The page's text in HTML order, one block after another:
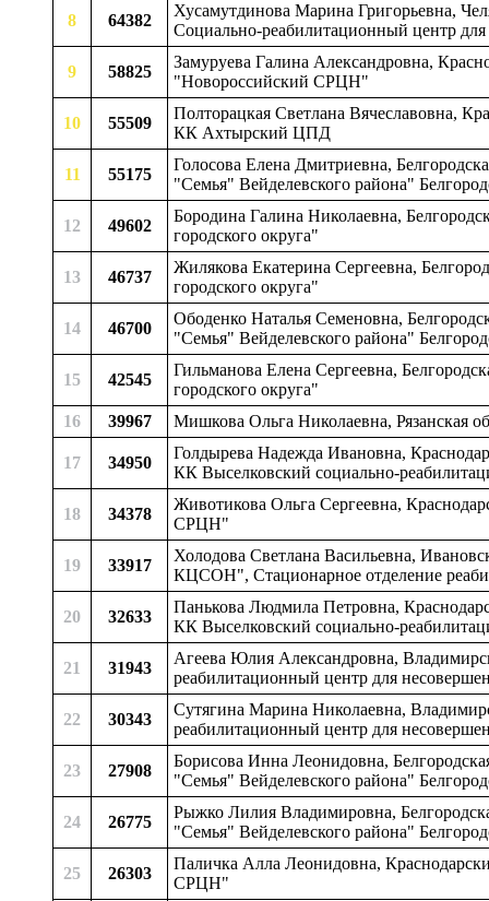
8 64382
Хусамутдинова Марина Григорьевна,
Социально-реабилитационный центр
9 58825
Замуруева Галина Александровна,
"Новороссийский СРЦН"
10 55509
Полторацкая Светлана Вячеславовна,
КК Ахтырский ЦПД
11 55175
Голосова Елена Дмитриевна,
"Семья" Вейделевского района"
12 49602
Бородина Галина Николаевна,
городского округа"
13 46737
Жилякова Екатерина Сергеевна,
городского округа"
14 46700
Ободенко Наталья Семеновна,
"Семья" Вейделевского района"
15 42545
Гильманова Елена Сергеевна,
городского округа"
16
39967 Мишкова Ольга Николаевна, Рязанская
17 34950
Голдырева Надежда Ивановна,
КК Выселковский социально-
18 34378
Животикова Ольга Сергеевна,
СРЦН"
19 33917
Холодова Светлана Васильевна,
КЦСОН", Стационарное отделение
20 32633
Панькова Людмила Петровна,
КК Выселковский социально-
21 31943
Агеева Юлия Александровна,
реабилитационный центр для
22 30343
Сутягина Марина Николаевна,
реабилитационный центр для
23 27908
Борисова Инна Леонидовна,
"Семья" Вейделевского района"
24 26775
Рыжко Лилия Владимировна,
"Семья" Вейделевского района"
25 26303
Паличка Алла Леонидовна,
СРЦН"